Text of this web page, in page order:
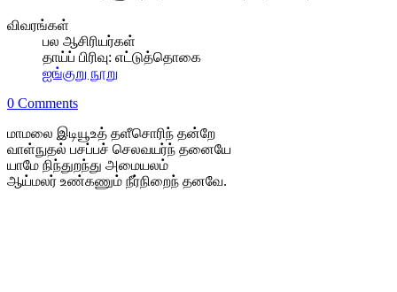
விவரங்கள்
பல ஆசிரியர்கள்
தாய்ப் பிரிவு: எட்டுத்தொகை
ஐங்குறு நூறு
0 Comments
மாமலை இடியூஉத் தளீசொரிந் தன்றே
வாள்நுதல் பசப்பச் செலவயர்ந் தனையே
யாமே நிந்துறந்து அமையலம்
ஆய்மலர் உண்கணும் நீர்நிறைந் தனவே.